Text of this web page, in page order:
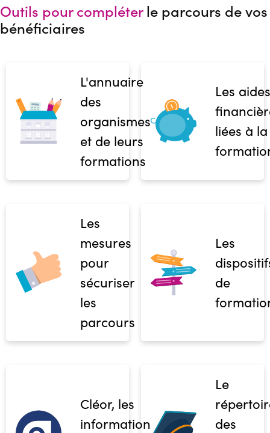
Outils pour compléterle parcours de vos
bénéficiaires
L'annuaire
des
organismes
et de leurs
formations
Les aides
liées à la
Les
mesures
pour
sécuriser
les
parcours
Les
de
Cléor, les
informations
Le
des